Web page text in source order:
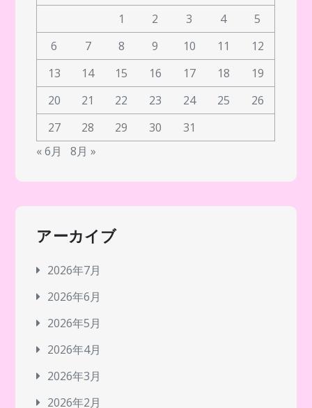
1
2 3 4
5
6
7 8 9 10 11
12
13
14 15 16 17 18
19
20
21 22 23 24 25
26
27
28 29 30
31
« 6月
8月 »
アーカイブ
2026年7月
2026年6月
2026年5月
2026年4月
2026年3月
2026年2月